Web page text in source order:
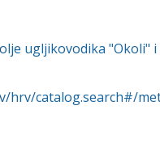
ugljikovodika "Okoli" i
catalog.search#/